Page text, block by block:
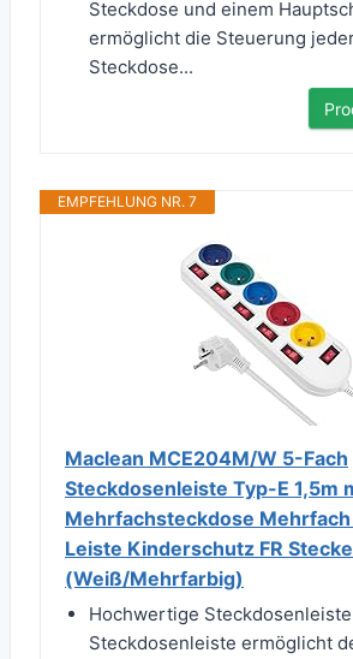
Steckdose und einem
ermöglicht die Steuerung
Steckdose...
EMPFEHLUNG NR. 7
Maclean MCE204M/W 5-Fach
Steckdosenleiste Typ-E 1,5m
Mehrfachsteckdose
Leiste Kinderschutz FR
(Weiß/Mehrfarbig)
Hochwertige
Steckdosenleiste ermöglicht